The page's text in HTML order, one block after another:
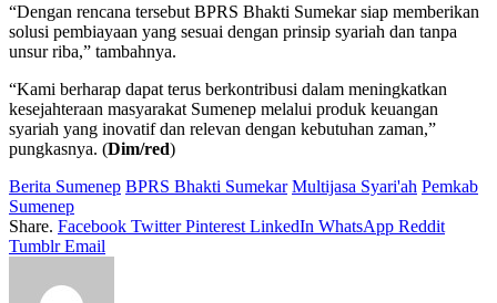
“Dengan rencana tersebut BPRS Bhakti Sumekar siap memberikan
solusi pembiayaan yang sesuai dengan prinsip syariah dan tanpa
unsur riba,” tambahnya.
“Kami berharap dapat terus berkontribusi dalam meningkatkan
kesejahteraan masyarakat Sumenep melalui produk keuangan
syariah yang inovatif dan relevan dengan kebutuhan zaman,”
pungkasnya. (Dim/red)
Berita Sumenep BPRS Bhakti Sumekar Multijasa Syari'ah Pemkab
Sumenep
Share. Facebook Twitter Pinterest LinkedIn WhatsApp Reddit
Tumblr Email